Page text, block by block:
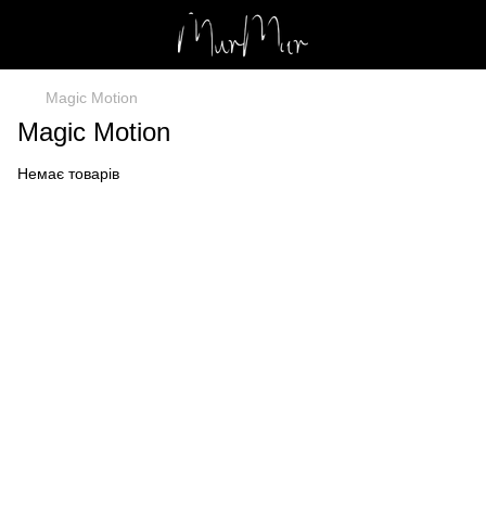
Magic Motion
Magic Motion
Немає товарів